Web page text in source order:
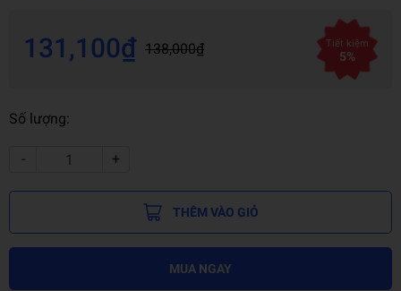
131,100₫ 138,000₫ Tiết kiệm
5%
Số lượng:
- +
THÊM VÀO GIỎ
MUA NGAY